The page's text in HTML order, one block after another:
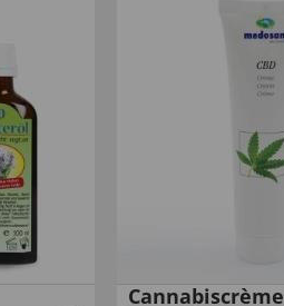
Cannabiscrème